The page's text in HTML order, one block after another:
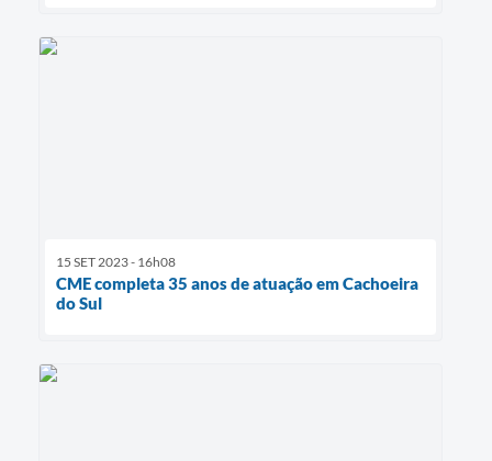
15 SET 2023 - 16h08
CME completa 35 anos de atuação em Cachoeira
do Sul